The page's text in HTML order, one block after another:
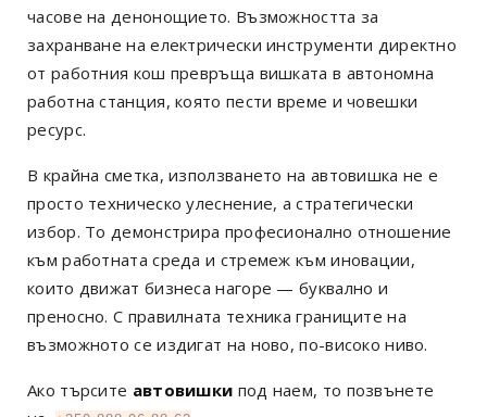
часове на денонощието. Възможността за
захранване на електрически инструменти директно
от работния кош превръща вишката в автономна
работна станция, която пести време и човешки
ресурс.
В крайна сметка, използването на автовишка не е
просто техническо улеснение, а стратегически
избор. То демонстрира професионално отношение
към работната среда и стремеж към иновации,
които движат бизнеса нагоре — буквално и
преносно. С правилната техника границите на
възможното се издигат на ново, по-високо ниво.
Ако търсите автовишки под наем, то позвънете